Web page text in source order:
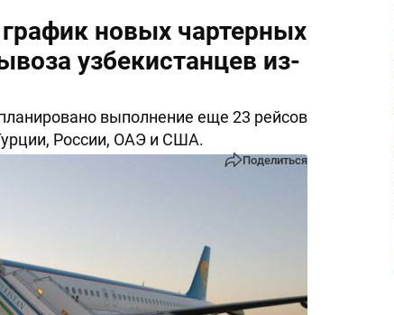
новых чартерных
узбекистанцев из-
выполнение еще 23 рейсов
России, ОАЭ и США.
Поделиться